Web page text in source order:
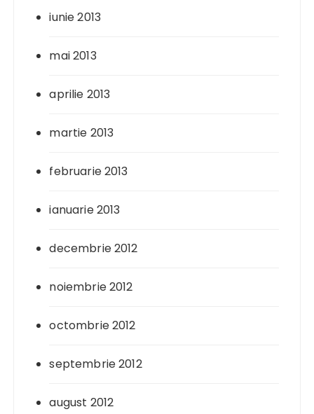
iunie 2013
mai 2013
aprilie 2013
martie 2013
februarie 2013
ianuarie 2013
decembrie 2012
noiembrie 2012
octombrie 2012
septembrie 2012
august 2012